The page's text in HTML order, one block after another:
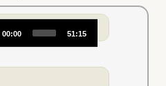
00:00 51:15